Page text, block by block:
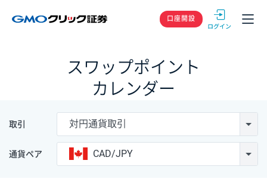
GMOクリック
口座開設
スワップポイント
カレンダー
取引 対円通貨取引
通貨ペア CAD/JPY